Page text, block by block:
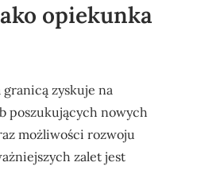
opiekunka
zyskuje na
poszukujących nowych
możliwości rozwoju
zalet jest